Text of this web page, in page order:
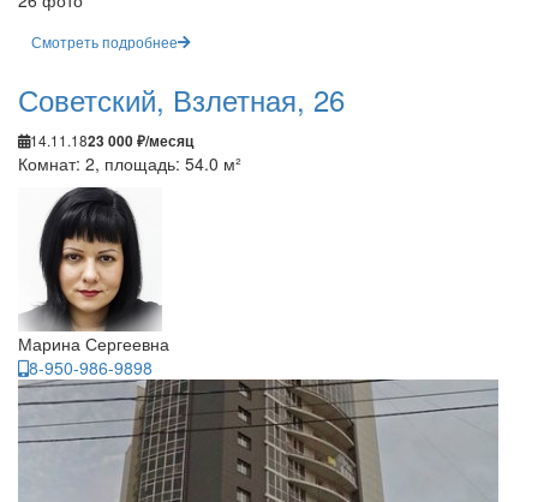
Смотреть подробнее
Советский, Взлетная, 26
14.11.1823 000 ₽/месяц
Комнат: 2, площадь: 54.0 м²
Марина Сергеевна
8-950-986-9898